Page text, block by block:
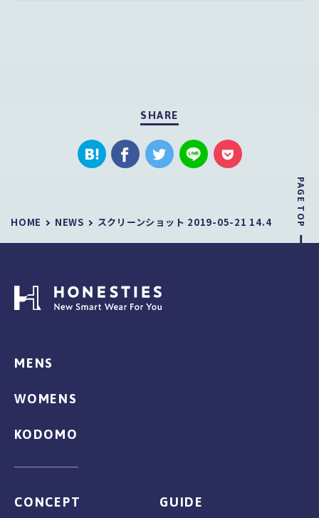
SHARE
HOME NEWS スクリーンショット 2019-05-21 14.47.42のコ
PAGE TOP
MENS
WOMENS
KODOMO
CONCEPT GUIDE